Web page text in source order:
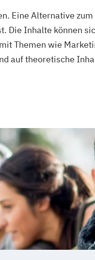
Eine Alternative
Inhalte können
Themen wie
auf theoretische